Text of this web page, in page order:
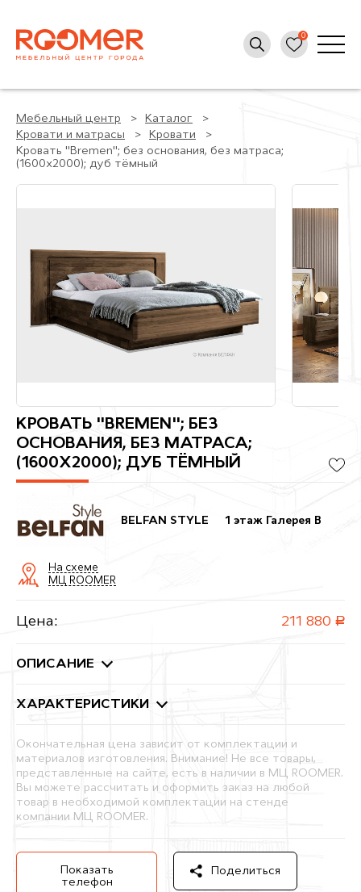
Мебельный центр
Каталог
Кровати и матрасы
Кровати
Кровать "Bremen"; без основания, без матраса;
(1600x2000); дуб тёмный
КРОВАТЬ "BREMEN"; БЕЗ
ОСНОВАНИЯ, БЕЗ МАТРАСА;
(1600X2000); ДУБ ТЁМНЫЙ
BELFAN STYLE 1 этаж Галерея B
На схеме
МЦ ROOMER
Цена: 211 880 руб.
ОПИСАНИЕ
ХАРАКТЕРИСТИКИ
Окончательная цена зависит от комплектации и
материалов изготовления. Внимание! Не все товары,
представленные на сайте, есть в наличии в МЦ ROOMER.
Вы можете рассчитать и оформить заказ на любой
товар в необходимой комплектации на стенде
компании МЦ ROOMER.
Показать
телефон
Поделиться